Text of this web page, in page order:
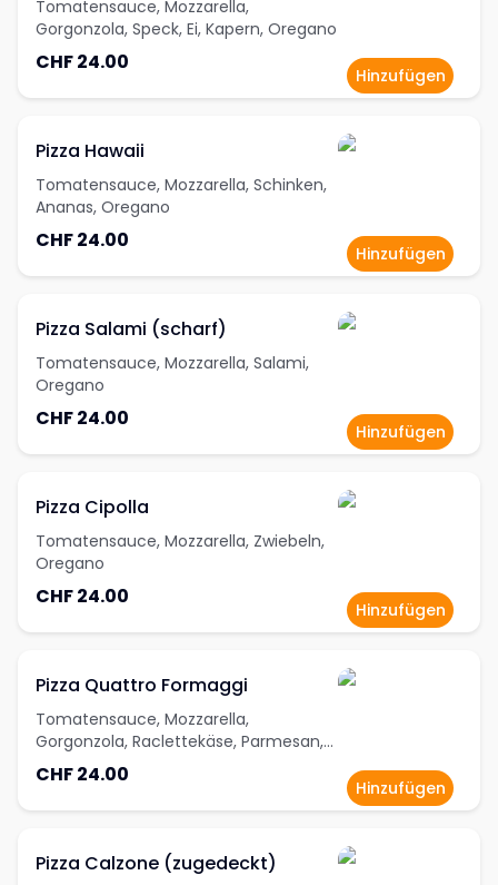
Tomatensauce, Mozzarella,
Gorgonzola, Speck, Ei, Kapern, Oregano
CHF 24.00
Hinzufügen
Pizza Hawaii
Tomatensauce, Mozzarella, Schinken,
Ananas, Oregano
CHF 24.00
Hinzufügen
Pizza Salami (scharf)
Tomatensauce, Mozzarella, Salami,
Oregano
CHF 24.00
Hinzufügen
Pizza Cipolla
Tomatensauce, Mozzarella, Zwiebeln,
Oregano
CHF 24.00
Hinzufügen
Pizza Quattro Formaggi
Tomatensauce, Mozzarella,
Gorgonzola, Raclettekäse, Parmesan,
Oregano
CHF 24.00
Hinzufügen
Pizza Calzone (zugedeckt)